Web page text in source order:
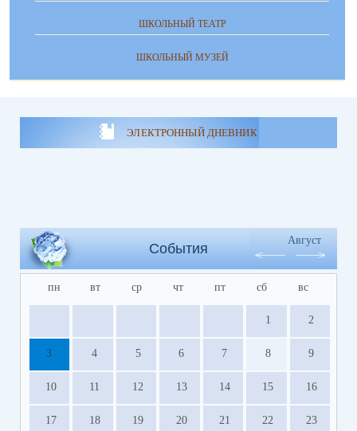
ШКОЛЬНЫЙ ТЕАТР
ШКОЛЬНЫЙ МУЗЕЙ
ЭЛЕКТРОННЫЙ ДНЕВНИК
События
Август
пн вт ср чт пт сб вс
1 2
3 4 5 6 7 8 9
10 11 12 13 14 15 16
17 18 19 20 21 22 23